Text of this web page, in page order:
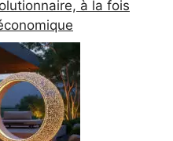
à la fois